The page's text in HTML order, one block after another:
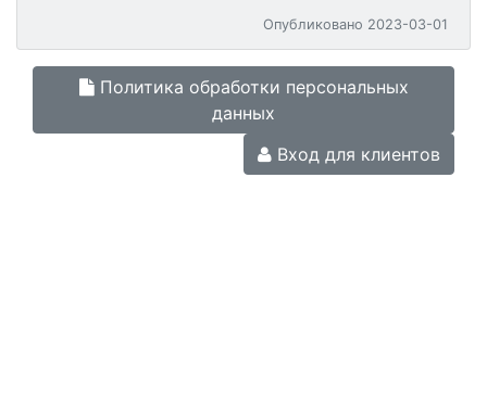
Опубликовано 2023-03-01
Политика обработки персональных
данных
Вход для клиентов